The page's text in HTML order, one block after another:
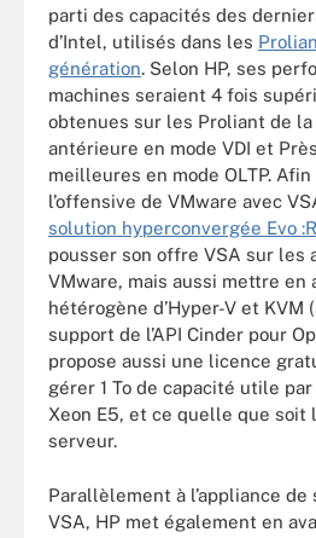
parti des capacités des
d’Intel, utilisés dans les
génération. Selon HP, ses
machines seraient 4 fois
obtenues sur les Proliant de
antérieure en mode VDI et
meilleures en mode OLTP.
l’offensive de VMware avec
solution hyperconvergée Evo
pousser son offre VSA sur les
VMware, mais aussi mettre en
hétérogène d’Hyper-V et KVM
support de l’API Cinder pour
propose aussi une licence
gérer 1 To de capacité utile
Xeon E5, et ce quelle que soit
serveur.
Parallèlement à l’appliance
VSA, HP met également en